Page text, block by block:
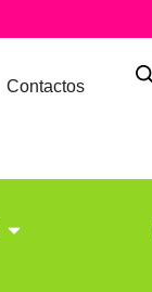
Contactos